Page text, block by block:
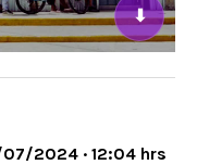
⬇
2024 · 12:04 hrs